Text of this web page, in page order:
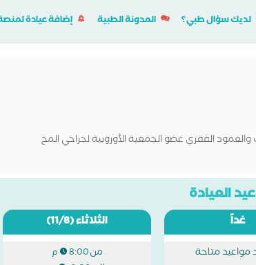
لديك سؤال طبي؟ المدونة الطبية إضافة عيادة
الفقري عضو الجمعية الأوروبية لجراحي المخ
العيادة
غداً
مواعيد متاحة
الثلاثاء(11/8)
من8:00 م